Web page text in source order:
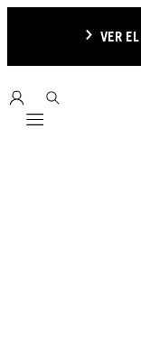
VER
Mobile navigation